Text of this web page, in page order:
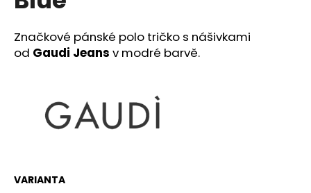
Značkové pánské polo tričko s nášivkami
od Gaudi Jeans v modré barvě.
VARIANTA
j
e
m
FREDDY®
-